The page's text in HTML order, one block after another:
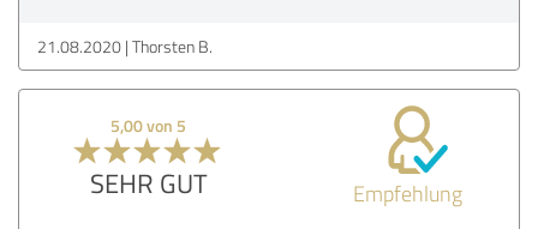
21.08.2020 Thorsten B.
5,00 von 5
SEHR GUT Empfehlung